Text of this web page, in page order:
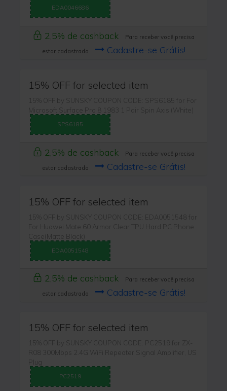
EDA0046686
2,5% de cashback
Para receber você precisa
estar cadastrado
Cadastre-se Grátis!
15% OFF for selected item
15% OFF by SUNSKY COUPON CODE: SPS6185 for For
Microsoft Surface Pro 8 1983 1 Pair Spin Axis (White)
SPS6185
2,5% de cashback
Para receber você precisa
estar cadastrado
Cadastre-se Grátis!
15% OFF for selected item
15% OFF by SUNSKY COUPON CODE: EDA0051548 for
For Huawei Mate 60 Armor Clear TPU Hard PC Phone
Case(Matte Black)
EDA0051548
2,5% de cashback
Para receber você precisa
estar cadastrado
Cadastre-se Grátis!
15% OFF for selected item
15% OFF by SUNSKY COUPON CODE: PC2519 for ZX-
R08 300Mbps 2.4G WiFi Repeater Signal Amplifier, US
Plug
PC2519